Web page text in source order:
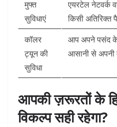
मुफ्त
सुविधाएं
एयरटेल नेटवर्क
किसी अतिरिक्त
कॉलर
ट्यून की
सुविधा
आप अपने पसंद के
आसानी से
आपकी ज़रूरतों के
विकल्प सही रहेगा?